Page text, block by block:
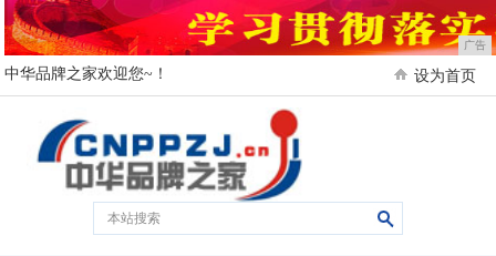
广告
中华品牌之家欢迎您~！ 设为首页